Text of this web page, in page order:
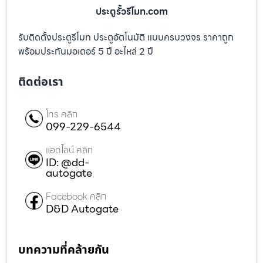
ประตูรั้วรีโมท.com
รับติดตั้งประตูรีโมท ประตูอัตโนมัติ แบบครบวงจร ราคาถูก
พร้อมประกันมอเตอร์ 5 ปี อะไหล่ 2 ปี
ติดต่อเรา
โทร คลิก
099-229-6544
แอดไลน์ คลิก
ID: @dd-
autogate
Facebook คลิก
D&D Autogate
บทความที่คล้ายกัน